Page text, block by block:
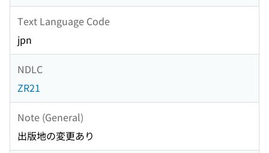
Text Language Code
jpn
NDLC
ZR21
Note (General)
出版地の変更あり